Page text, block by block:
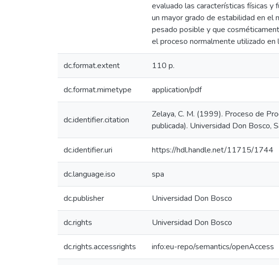
evaluado las características físicas y
un mayor grado de estabilidad en el
pesado posible y que
el proceso normalmente utilizado
dc.format.extent 110 p.
dc.format.mimetype application/pdf
dc.identifier.citation
Zelaya, C. M. (1999). Proceso de
publicada). Universidad Don Bosco,
dc.identifier.uri https://hdl.handle.net/11715/1744
dc.language.iso spa
dc.publisher Universidad Don Bosco
dc.rights Universidad Don Bosco
dc.rights.accessrights info:eu-repo/semantics/openAccess